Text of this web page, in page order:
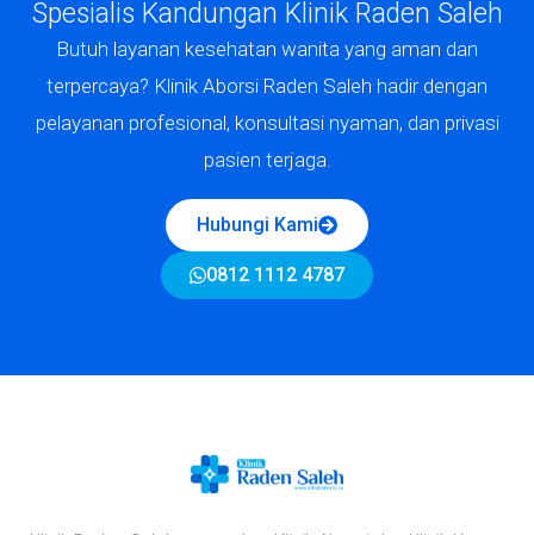
Spesialis Kandungan Klinik Raden Saleh
Butuh layanan kesehatan wanita yang aman dan
terpercaya? Klinik Aborsi Raden Saleh hadir dengan
pelayanan profesional, konsultasi nyaman, dan privasi
pasien terjaga.
Hubungi Kami
0812 1112 4787